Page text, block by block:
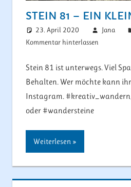
STEIN 81 – EIN
23. April 2020 Jana
Kommentar hinterlassen
Stein 81 ist unterwegs. Viel
Behalten. Wer möchte kann
Instagram.
oder #wandersteine
Weiterlesen